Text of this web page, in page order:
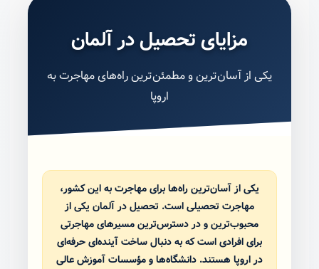
مزایای تحصیل در آلمان
یکی از آسان‌ترین و مطمئن‌ترین راه‌های مهاجرت به
اروپا
یکی از آسان‌ترین راه‌ها برای مهاجرت به این کشور،
مهاجرت تحصیلی است. تحصیل در آلمان یکی از
محبوب‌ترین و در دسترس‌ترین مسیرهای مهاجرتی
برای افرادی است که به دنبال ساخت آینده‌ای حرفه‌ای
در اروپا هستند. دانشگاه‌ها و مؤسسات آموزش عالی